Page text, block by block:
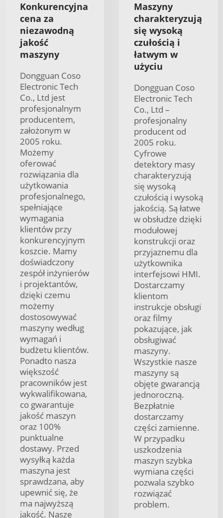
Konkurencyjna
cena za
niezawodną
jakość
maszyny
Dongguan Coso
Electronic Tech
Co., Ltd jest
profesjonalnym
producentem,
założonym w
2005 roku.
Możemy
oferować
rozwiązania dla
użytkowania
profesjonalnego,
spełniające
wymagania
klientów przy
konkurencyjnym
koszcie. Mamy
doświadczony
zespół inżynierów
i projektantów,
dzięki czemu
możemy
dostosowywać
maszyny według
wymagań i
budżetu klientów.
Ponadto nasza
większość
pracowników jest
wykwalifikowana,
co gwarantuje
jakość maszyn
oraz 100%
punktualne
dostawy. Przed
wysyłką każda
maszyna jest
sprawdzana, aby
upewnić się, że
ma najwyższą
jakość. Nasze
Maszyny
charakteryzują
się wysoką
czułością i
łatwym w
użyciu
Dongguan Coso
Electronic Tech
Co., Ltd –
profesjonalny
producent od
2005 roku.
Cyfrowe
detektory masy
charakteryzują
się wysoką
czułością i wysoką
jakością. Są łatwe
w obsłudze dzięki
modułowej
konstrukcji oraz
przyjaznemu dla
użytkownika
interfejsowi HMI.
Dostarczamy
klientom
instrukcje obsługi
oraz filmy
pokazujące, jak
obsługiwać
maszyny.
Wszystkie nasze
maszyny są
objęte gwarancją
jednoroczną.
Bezpłatnie
dostarczamy
części zamienne.
W przypadku
uszkodzenia
maszyn szybka
wymiana części
pozwala szybko
rozwiązać
problem.